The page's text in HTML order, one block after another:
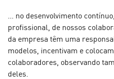
... no desenvolvimento
profissional, de nossos
da empresa têm uma
modelos, incentivam e
colaboradores, observando
deles.